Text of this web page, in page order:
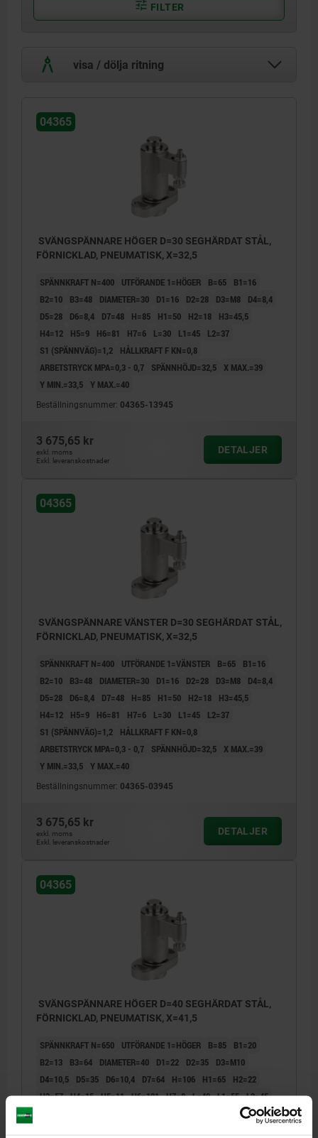
FILTER
visa / dölja ritning
04365
SVÄNGSPÄNNARE HÖGER D=30 SEGHÄRDAT STÅL,
FÖRNICKLAD, PNEUMATISK, X=32,5
SPÄNNKRAFT N=400 UTFÖRANDE 1=HÖGER B=65
B1=16
B2=10
B3=48 DIAMETER=30 D1=16 D2=28 D3=M8
D4=8,4
D5=28
D6=8,4 D7=48 H=85 H1=50 H2=18
H3=45,5
H4=12
H5=9 H6=81 H7=6 L=30 L1=45
L2=37
S1 (SPÄNNVÄG)=1,2
HÅLLKRAFT F KN=0,8
ARBETSTRYCK MPA=0,3 - 0,7
SPÄNNHÖJD=32,5 X MAX.=39
Y MIN.=33,5 Y MAX.=40
Beställningsnummer: 04365-13945
3 675,65 kr
exkl. moms
Exkl. leveranskostnader
DETALJER
04365
SVÄNGSPÄNNARE VÄNSTER D=30 SEGHÄRDAT STÅL,
FÖRNICKLAD, PNEUMATISK, X=32,5
SPÄNNKRAFT N=400 UTFÖRANDE 1=VÄNSTER B=65
B1=16
B2=10
B3=48 DIAMETER=30 D1=16 D2=28 D3=M8
D4=8,4
D5=28
D6=8,4 D7=48 H=85 H1=50 H2=18
H3=45,5
H4=12
H5=9 H6=81 H7=6 L=30 L1=45
L2=37
S1 (SPÄNNVÄG)=1,2
HÅLLKRAFT F KN=0,8
ARBETSTRYCK MPA=0,3 - 0,7
SPÄNNHÖJD=32,5 X MAX.=39
Y MIN.=33,5 Y MAX.=40
Beställningsnummer: 04365-03945
3 675,65 kr
exkl. moms
Exkl. leveranskostnader
DETALJER
04365
SVÄNGSPÄNNARE HÖGER D=40 SEGHÄRDAT STÅL,
FÖRNICKLAD, PNEUMATISK, X=41,5
SPÄNNKRAFT N=650 UTFÖRANDE 1=HÖGER B=85
B1=20
B2=13
B3=64 DIAMETER=40 D1=22 D2=35
D3=M10
D4=10,5
D5=35 D6=10,4 D7=64 H=106 H1=65
H2=22
H3=57 H4=15 H5=11 H6=101 H7=8 L=40 L1=55 L2=45